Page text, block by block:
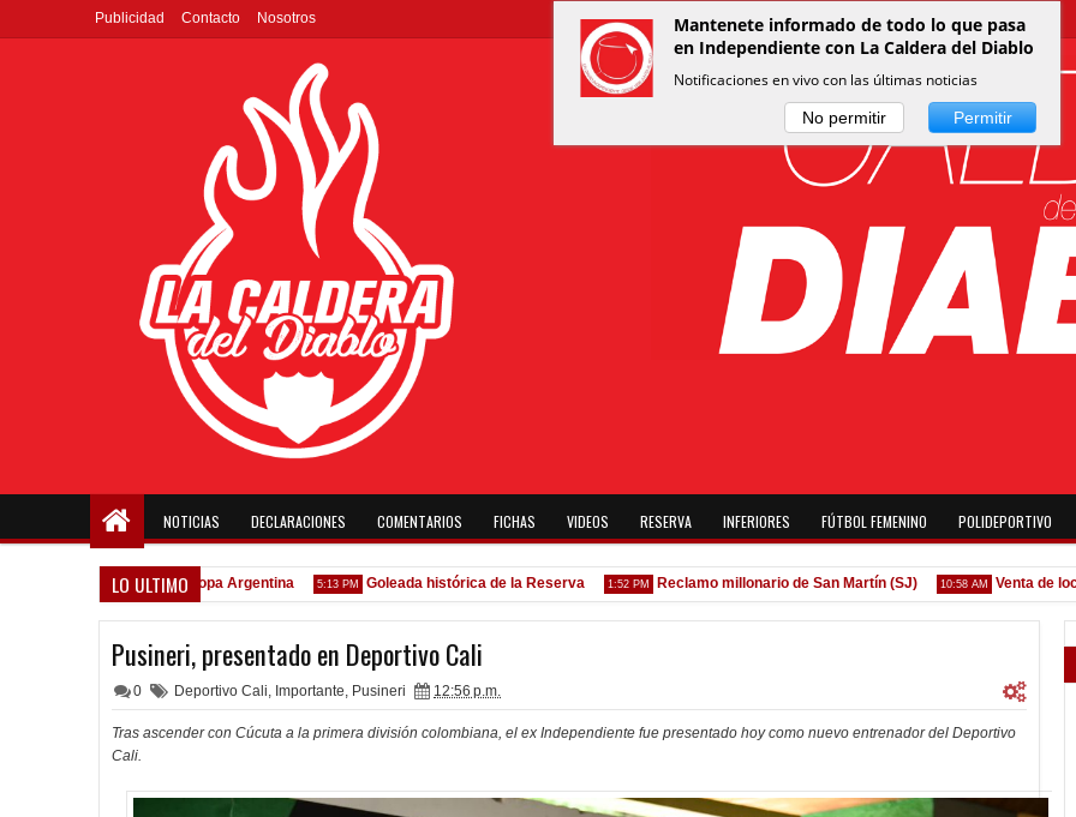
Publicidad Contacto Nosotros
NOTICIAS DECLARACIONES COMENTARIOS FICHAS VIDEOS RESERVA INFERIORES FÚTBOL FEMENINO POLIDEPORTIVO
LO ULTIMO
confirmado en la Copa Argentina 5:13 PM Goleada histórica de la Reserva 1:52 PM Reclamo millonario de San Martín (SJ) 10:58 AM Venta de
Pusineri, presentado en Deportivo Cali
0 Deportivo Cali, Importante, Pusineri 12:56 p.m.
Tras ascender con Cúcuta a la primera división colombiana, el ex Independiente fue presentado hoy como nuevo entrenador del Deportivo
Cali.
Mantenete informado de todo lo que pasa
en Independiente con La Caldera del Diablo
Notificaciones en vivo con las últimas noticias
No permitir Permitir